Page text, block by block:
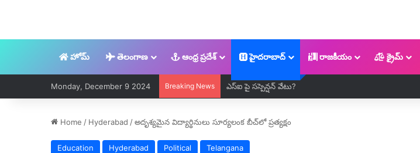
హోమ్ తెలంగాణ ఆంధ్ర ప్రదేశ్ హైదరాబాద్ రాజకీయం క్రైమ్
Monday, December 9 2024 Breaking News ఎస్ఐ పై సస్పెన్షన్ వేటు?
Home / Hyderabad /అదృశ్యమైన విద్యార్థినులు సూర్యలంక బీచ్​లో ప్రత్యక్షం
Education Hyderabad Political Telangana